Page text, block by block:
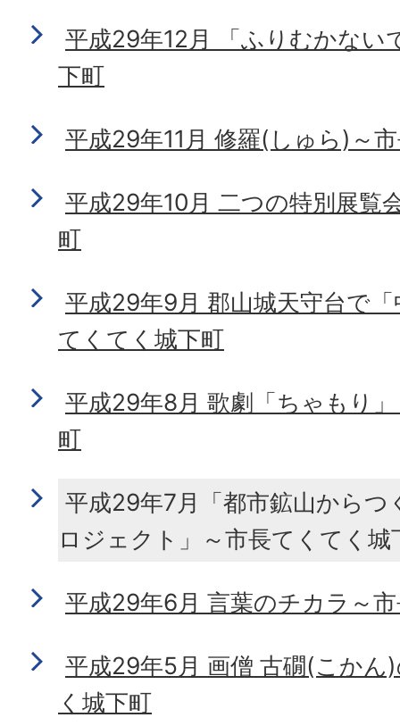
平成29年12月 「ふりむかない
下町
平成29年11月 修羅(しゅら)～
平成29年10月 二つの特別展覧
町
平成29年9月 郡山城天守台で
てくてく城下町
平成29年8月 歌劇「ちゃもり
町
平成29年7月「都市鉱山から
ロジェクト」～市長てくてく城
平成29年6月 言葉のチカラ～
平成29年5月 画僧 古礀(こかん
く城下町